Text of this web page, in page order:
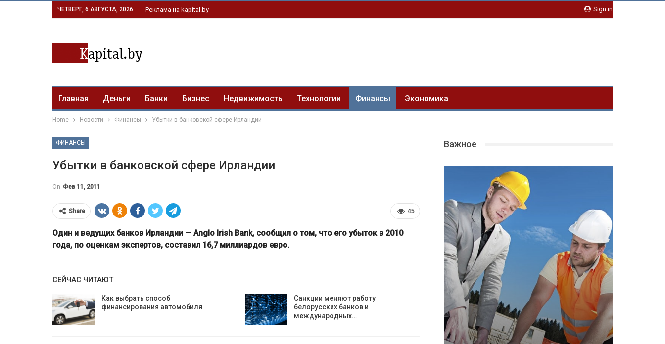
Sign in
ЧЕТВЕРГ, 6 АВГУСТА, 2026 Реклама на kapital.by
Главная Деньги Банки Бизнес Недвижимость Технологии Финансы Экономика
Home Новости Финансы Убытки в банковской сфере Ирландии
ФИНАНСЫ
Убытки в банковской сфере Ирландии
On Фев 11, 2011
45
Share
Один и ведущих банков Ирландии — Anglo Irish Bank, сообщил о том, что его убыток в 2010
года, по оценкам экспертов, составил 16,7 миллиардов евро.
СЕЙЧАС ЧИТАЮТ
Как выбрать способ
финансирования автомобиля
Санкции меняют работу
белорусских банков и
международных…
Важное